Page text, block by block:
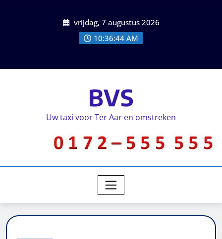
vrijdag, 7 augustus 2026
10:36:44 AM
BVS
Uw taxi voor Ter Aar en omstreken